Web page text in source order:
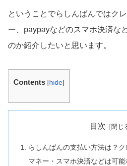
ということでらしんばんではク
ー、paypayなどのスマホ決済な
のか紹介したいと思います。
Contents [hide]
目次
らしんばんの支払い方法は？
マネー・スマホ決済などは可